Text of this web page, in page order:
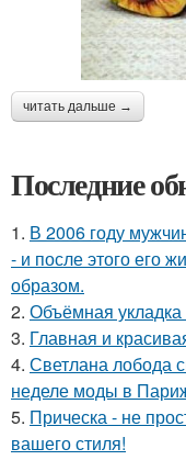
читать дальше →
Последние
1. В 2006 году
- и после этого его
образом.
2. Объёмная
3. Главная и
4. Светлана лобода
неделе моды в
5. Прическа - не
вашего стиля!